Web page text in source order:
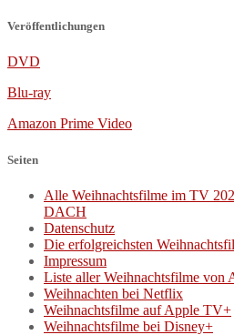
Veröffentlichungen
DVD
Blu-ray
Amazon Prime Video
Seiten
Alle Weihnachtsfilme im TV
DACH
Datenschutz
Die erfolgreichsten
Impressum
Liste aller Weihnachtsfilme von
Weihnachten bei Netflix
Weihnachtsfilme auf Apple TV+
Weihnachtsfilme bei Disney+